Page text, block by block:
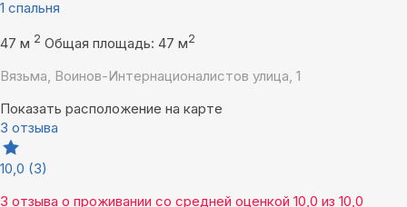
1 спальня
47 м 2 Общая площадь: 47 м2
Вязьма, Воинов-Интернационалистов улица, 1
Показать расположение на карте
3 отзыва
10,0 (3)
3 отзыва о проживании со средней оценкой 10,0 из 10,0